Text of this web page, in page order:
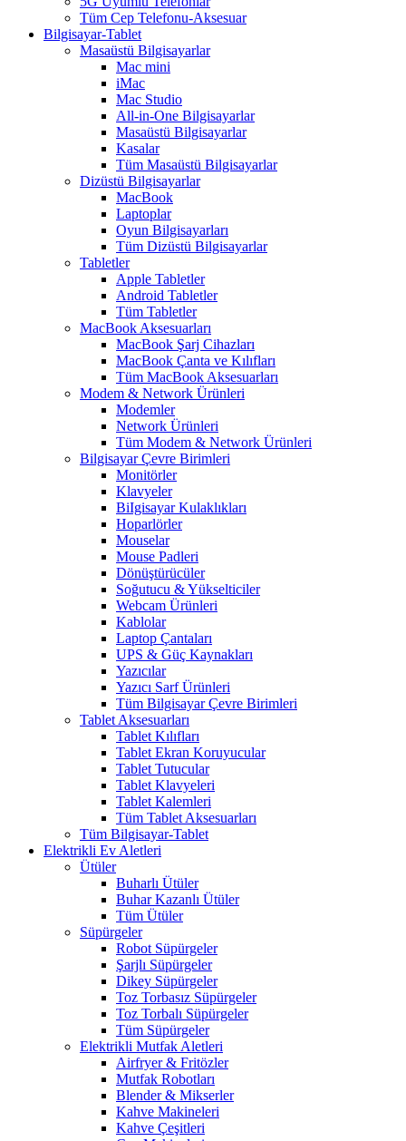
Tüm Cep Telefonu-Aksesuar
Bilgisayar-Tablet
Masaüstü Bilgisayarlar
Mac mini
iMac
Mac Studio
All-in-One Bilgisayarlar
Masaüstü Bilgisayarlar
Kasalar
Tüm Masaüstü Bilgisayarlar
Dizüstü Bilgisayarlar
MacBook
Laptoplar
Oyun Bilgisayarları
Tüm Dizüstü Bilgisayarlar
Tabletler
Apple Tabletler
Android Tabletler
Tüm Tabletler
MacBook Aksesuarları
MacBook Şarj Cihazları
MacBook Çanta ve Kılıfları
Tüm MacBook Aksesuarları
Modem & Network Ürünleri
Modemler
Network Ürünleri
Tüm Modem & Network Ürünleri
Bilgisayar Çevre Birimleri
Monitörler
Klavyeler
BiIgisayar Kulaklıkları
Hoparlörler
Mouselar
Mouse Padleri
Dönüştürücüler
Soğutucu & Yükselticiler
Webcam Ürünleri
Kablolar
Laptop Çantaları
UPS & Güç Kaynakları
Yazıcılar
Yazıcı Sarf Ürünleri
Tüm Bilgisayar Çevre Birimleri
Tablet Aksesuarları
Tablet Kılıfları
Tablet Ekran Koruyucular
Tablet Tutucular
Tablet Klavyeleri
Tablet Kalemleri
Tüm Tablet Aksesuarları
Tüm Bilgisayar-Tablet
Elektrikli Ev Aletleri
Ütüler
Buharlı Ütüler
Buhar Kazanlı Ütüler
Tüm Ütüler
Süpürgeler
Robot Süpürgeler
Şarjlı Süpürgeler
Dikey Süpürgeler
Toz Torbasız Süpürgeler
Toz Torbalı Süpürgeler
Tüm Süpürgeler
Elektrikli Mutfak Aletleri
Airfryer & Fritözler
Mutfak Robotları
Blender & Mikserler
Kahve Makineleri
Kahve Çeşitleri